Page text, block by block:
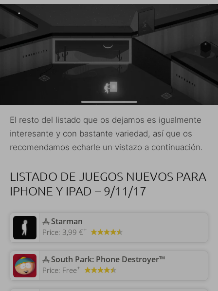
El resto del listado que os dejamos es igualmente
interesante y con bastante variedad, así que os
recomendamos echarle un vistazo a continuación.
LISTADO DE JUEGOS NUEVOS PARA
IPHONE Y IPAD – 9/11/17
‎Starman
Price: 3,99 €+
‎South Park: Phone Destroyer™
Price: Free+